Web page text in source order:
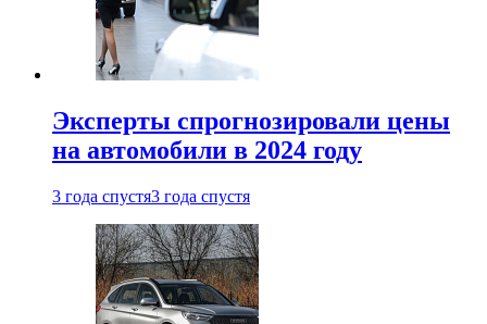
Эксперты спрогнозировали цены
на автомобили в 2024 году
3 года спустя3 года спустя